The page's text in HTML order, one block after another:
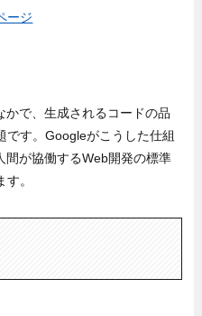
ージ
かで、生成されるコードの品
です。Googleがこうした仕組
間が協働するWeb開発の標準
。